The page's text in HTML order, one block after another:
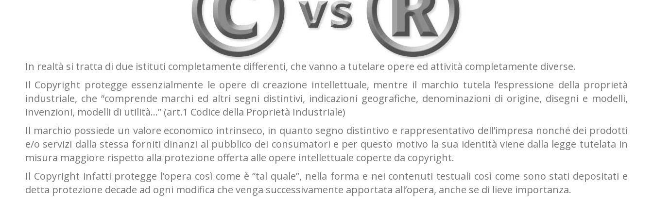
In realtà si tratta di due istituti completamente differenti, che vanno a tutelare opere ed attività completamente diverse.
Il Copyright protegge essenzialmente le opere di creazione intellettuale, mentre il marchio tutela l’espressione della proprietà
industriale, che “comprende marchi ed altri segni distintivi, indicazioni geografiche, denominazioni di origine, disegni e modelli,
invenzioni, modelli di utilità…” (art.1 Codice della Proprietà Industriale)
Il marchio possiede un valore economico intrinseco, in quanto segno distintivo e rappresentativo dell’impresa nonché dei prodotti
e/o servizi dalla stessa forniti dinanzi al pubblico dei consumatori e per questo motivo la sua identità viene dalla legge tutelata in
misura maggiore rispetto alla protezione offerta alle opere intellettuale coperte da copyright.
Il Copyright infatti protegge l’opera così come è “tal quale”, nella forma e nei contenuti testuali così come sono stati depositati e
detta protezione decade ad ogni modifica che venga successivamente apportata all’opera, anche se di lieve importanza.